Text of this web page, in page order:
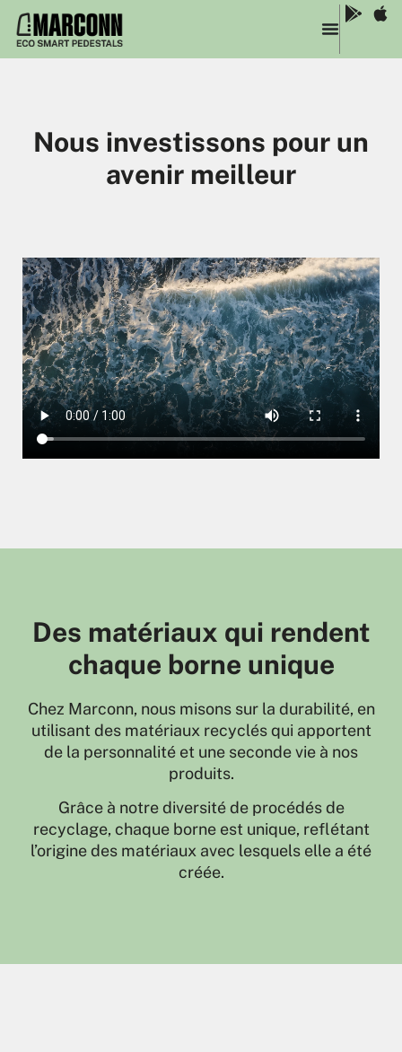
Nous investissons pour un
avenir meilleur
Des matériaux qui rendent
chaque borne unique
Chez Marconn, nous misons sur la durabilité, en
utilisant des matériaux recyclés qui apportent
de la personnalité et une seconde vie à nos
produits.
Grâce à notre diversité de procédés de
recyclage, chaque borne est unique, reflétant
l’origine des matériaux avec lesquels elle a été
créée.